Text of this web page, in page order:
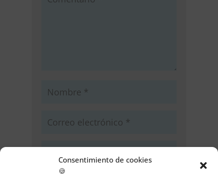
Consentimiento de cookies
🍪
Guarda mi nombre, correo